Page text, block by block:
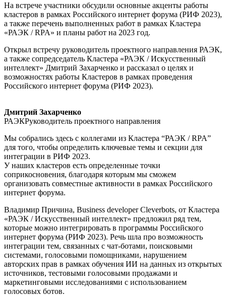
На встрече участники обсудили основные акценты работы
кластеров в рамках Российского интернет форума (РИФ 2023),
а также перечень выполненных работ в рамках Кластера
«РАЭК / RPA» и планы работ на 2023 год.
Открыл встречу руководитель проектного направления РАЭК,
а также сопредседатель Кластера «РАЭК / Искусственный
интеллект» Дмитрий Захарченко и рассказал о целях и
возможностях работы Кластеров в рамках проведения
Российского интернет форума (РИФ 2023).
Дмитрий Захарченко
РАЭКРуководитель проектного направления
Мы собрались здесь с коллегами из Кластера “РАЭК / RPA”
для того, чтобы определить ключевые темы и секции для
интеграции в РИФ 2023.
У наших кластеров есть определенные точки
соприкосновения, благодаря которым мы сможем
организовать совместные активности в рамках Российского
интернет форума.
Владимир Причина, Business developer Cleverbots, от Кластера
«РАЭК / Искусственный интеллект» предложил ряд тем,
которые можно интегрировать в программы Российского
интернет форума (РИФ 2023). Речь шла про возможность
интеграции тем, связанных с чат-ботами, поисковыми
системами, голосовыми помощниками, нарушением
авторских прав в рамках обучения ИИ на данных из открытых
источников, тестовыми голосовыми продажами и
маркетинговыми исследованиями с использованием
голосовых ботов.